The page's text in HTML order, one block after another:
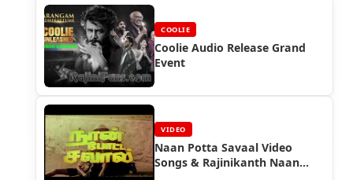
COOLIE
Coolie Audio Release Grand
Event
VIDEO
Naan Potta Savaal Video
Songs & Rajinikanth Naan